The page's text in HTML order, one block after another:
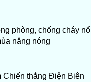
phòng, chống cháy nổ
nắng nóng
Chiến thắng Điện Biên